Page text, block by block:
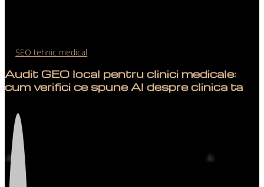
SEO tehnic medical
Audit GEO local pentru clinici medicale:
cum verifici ce spune AI despre clinica ta